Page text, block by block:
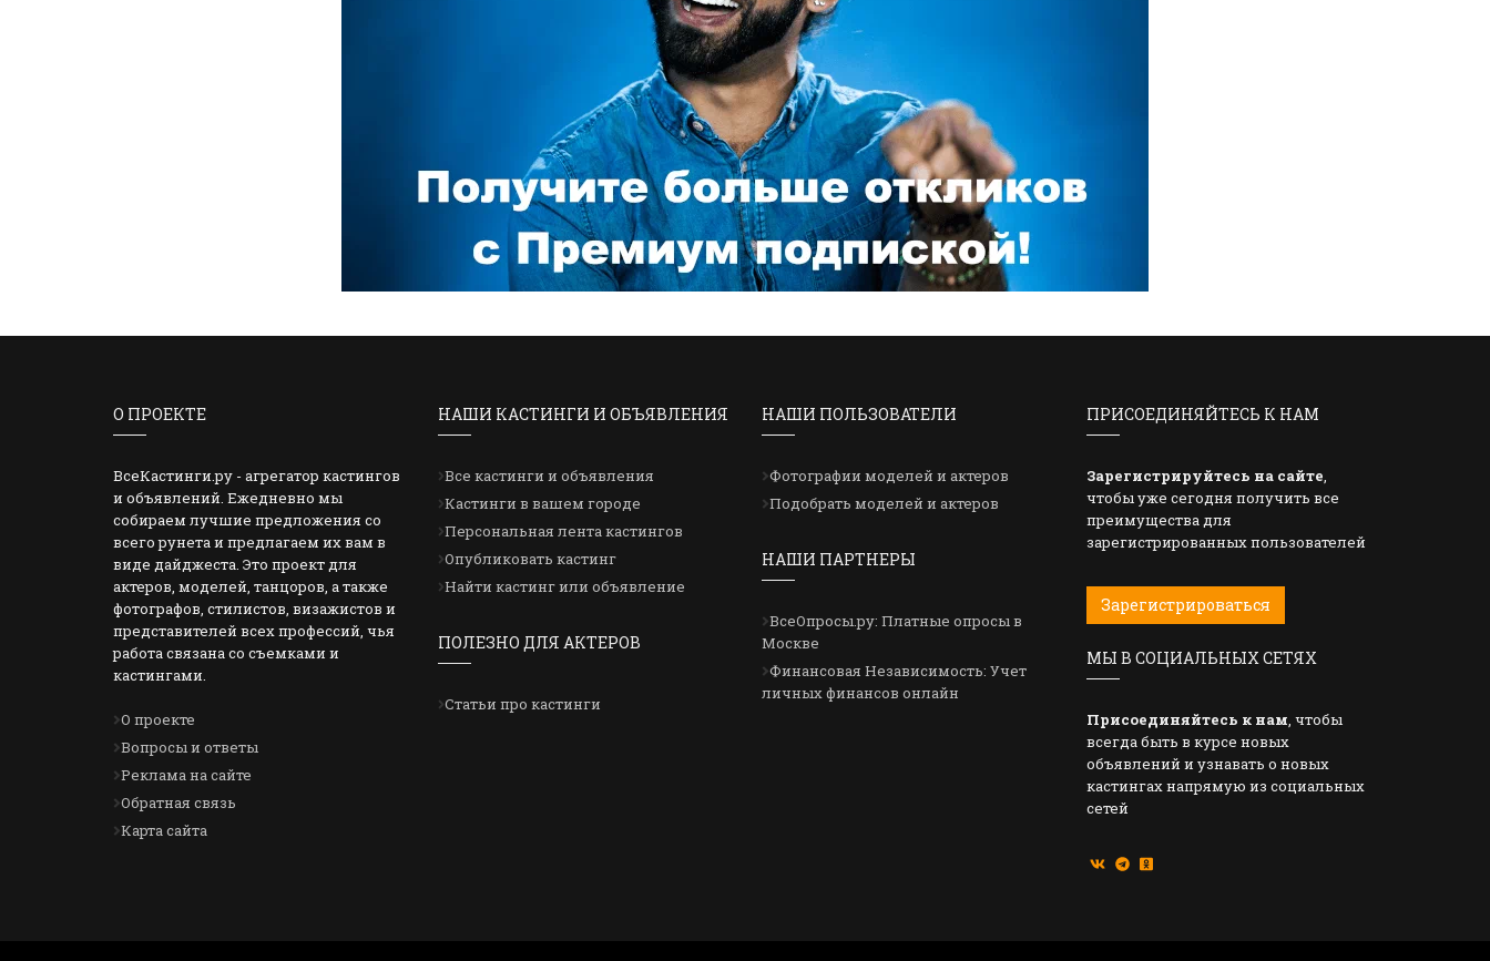
О ПРОЕКТЕ
ВсеКастинги.ру - агрегатор кастингов
и объявлений. Ежедневно мы
собираем лучшие предложения со
всего рунета и предлагаем их вам в
виде дайджеста. Это проект для
актеров, моделей, танцоров, а также
фотографов, стилистов, визажистов и
представителей всех профессий, чья
работа связана со съемками и
кастингами.
О проекте
Вопросы и ответы
Реклама на сайте
Обратная связь
Карта сайта
НАШИ КАСТИНГИ И ОБЪЯВЛЕНИЯ
Все кастинги и объявления
Кастинги в вашем городе
Персональная лента кастингов
Опубликовать кастинг
Найти кастинг или объявление
ПОЛЕЗНО ДЛЯ АКТЕРОВ
Статьи про кастинги
НАШИ ПОЛЬЗОВАТЕЛИ
Фотографии моделей и актеров
Подобрать моделей и актеров
НАШИ ПАРТНЕРЫ
ВсеОпросы.ру: Платные опросы в
Москве
Финансовая Независимость: Учет
личных финансов онлайн
ПРИСОЕДИНЯЙТЕСЬ К НАМ
Зарегистрируйтесь на сайте,
чтобы уже сегодня получить все
преимущества для
зарегистрированных пользователей
Зарегистрироваться
МЫ В СОЦИАЛЬНЫХ СЕТЯХ
Присоединяйтесь к нам, чтобы
всегда быть в курсе новых
объявлений и узнавать о новых
кастингах напрямую из социальных
сетей